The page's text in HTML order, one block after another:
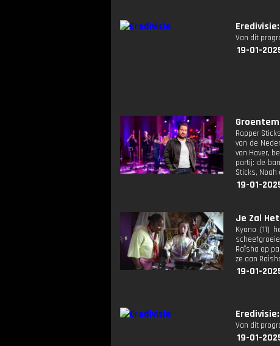
Van dit
19-01-
Rapper
van de
van Haver,
partij: de
Sticks,
19-01-
Je Zal
Kyano (11)
Raïsha op
ze aan
19-01-
Van dit
19-01-